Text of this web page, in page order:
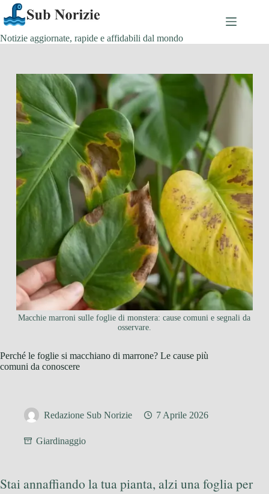
Salta
al
contenuto
Notizie aggiornate, rapide e affidabili dal mondo
Macchie marroni sulle foglie di monstera: cause comuni e segnali da
osservare.
Perché le foglie si macchiano di marrone? Le cause più
comuni da conoscere
Redazione Sub Norizie 7 Aprile 2026
Giardinaggio
Stai annaffiando la tua pianta, alzi una foglia per